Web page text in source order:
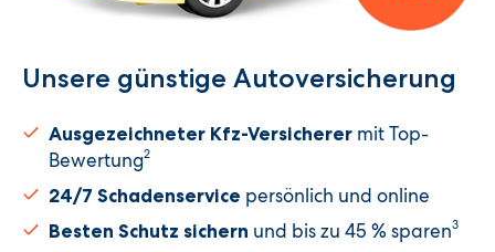
Unsere günstige Autoversicherung​
Ausgezeichneter Kfz-Versicherer mit Top-
Bewertung2
24/7 Schadenservice persönlich und online
Besten Schutz sichern und bis zu 45 % sparen3